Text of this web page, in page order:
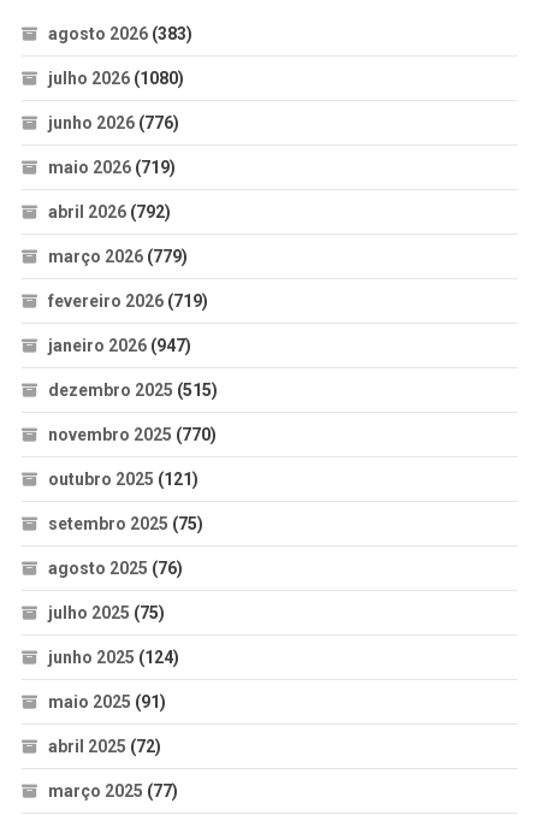
agosto 2026(383)
julho 2026(1080)
junho 2026(776)
maio 2026(719)
abril 2026(792)
março 2026(779)
fevereiro 2026(719)
janeiro 2026(947)
dezembro 2025 (515)
novembro 2025 (770)
outubro 2025 (121)
setembro 2025 (75)
agosto 2025 (76)
julho 2025 (75)
junho 2025 (124)
maio 2025 (91)
abril 2025 (72)
março 2025 (77)